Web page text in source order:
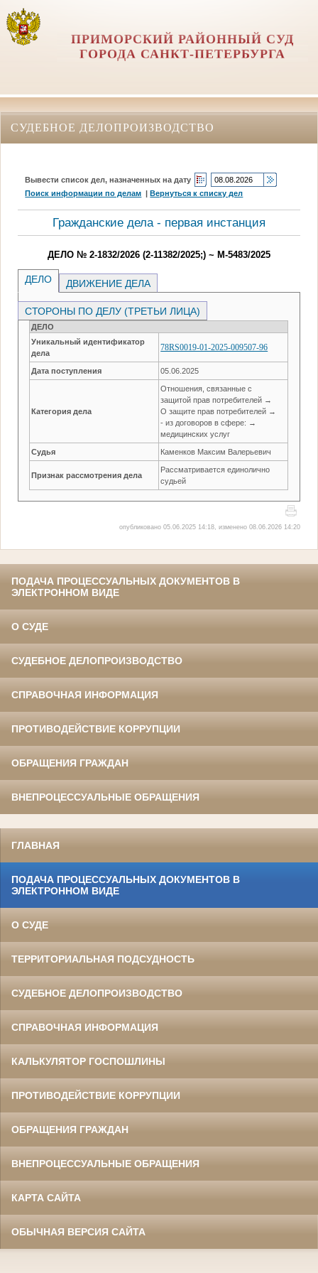
ПРИМОРСКИЙ РАЙОННЫЙ СУД
ГОРОДА САНКТ-ПЕТЕРБУРГА
СУДЕБНОЕ ДЕЛОПРОИЗВОДСТВО
Вывести список дел, назначенных на дату
Поиск информации по делам |Вернуться к списку дел
Гражданские дела - первая инстанция
ДЕЛО № 2-1832/2026 (2-11382/2025;) ~ М-5483/2025
ДЕЛО ДВИЖЕНИЕ ДЕЛА
СТОРОНЫ ПО ДЕЛУ (ТРЕТЬИ ЛИЦА)
ДЕЛО
Уникальный идентификатор
дела
78RS0019-01-2025-009507-96
Дата поступления 05.06.2025
Категория дела
Отношения, связанные с
защитой прав потребителей →
О защите прав потребителей →
- из договоров в сфере: →
медицинских услуг
Судья Каменков Максим Валерьевич
Признак рассмотрения дела
Рассматривается единолично
судьей
опубликовано 05.06.2025 14:18, изменено 08.06.2026 14:20
ПОДАЧА ПРОЦЕССУАЛЬНЫХ ДОКУМЕНТОВ В
ЭЛЕКТРОННОМ ВИДЕ
О СУДЕ
СУДЕБНОЕ ДЕЛОПРОИЗВОДСТВО
СПРАВОЧНАЯ ИНФОРМАЦИЯ
ПРОТИВОДЕЙСТВИЕ КОРРУПЦИИ
ОБРАЩЕНИЯ ГРАЖДАН
ВНЕПРОЦЕССУАЛЬНЫЕ ОБРАЩЕНИЯ
ГЛАВНАЯ
ПОДАЧА ПРОЦЕССУАЛЬНЫХ ДОКУМЕНТОВ В
ЭЛЕКТРОННОМ ВИДЕ
О СУДЕ
ТЕРРИТОРИАЛЬНАЯ ПОДСУДНОСТЬ
СУДЕБНОЕ ДЕЛОПРОИЗВОДСТВО
СПРАВОЧНАЯ ИНФОРМАЦИЯ
КАЛЬКУЛЯТОР ГОСПОШЛИНЫ
ПРОТИВОДЕЙСТВИЕ КОРРУПЦИИ
ОБРАЩЕНИЯ ГРАЖДАН
ВНЕПРОЦЕССУАЛЬНЫЕ ОБРАЩЕНИЯ
КАРТА САЙТА
ОБЫЧНАЯ ВЕРСИЯ САЙТА